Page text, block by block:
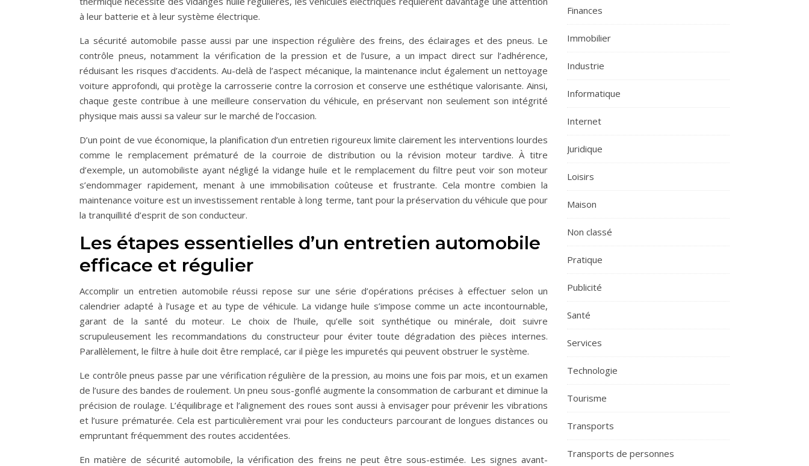
à leur batterie et à leur système électrique.
La sécurité automobile passe aussi par une inspection régulière des freins, des éclairages et des pneus. Le
contrôle pneus, notamment la vérification de la pression et de l’usure, a un impact direct sur l’adhérence,
réduisant les risques d’accidents. Au-delà de l’aspect mécanique, la maintenance inclut également un nettoyage
voiture approfondi, qui protège la carrosserie contre la corrosion et conserve une esthétique valorisante. Ainsi,
chaque geste contribue à une meilleure conservation du véhicule, en préservant non seulement son intégrité
physique mais aussi sa valeur sur le marché de l’occasion.
D’un point de vue économique, la planification d’un entretien rigoureux limite clairement les interventions lourdes
comme le remplacement prématuré de la courroie de distribution ou la révision moteur tardive. À titre
d’exemple, un automobiliste ayant négligé la vidange huile et le remplacement du filtre peut voir son moteur
s’endommager rapidement, menant à une immobilisation coûteuse et frustrante. Cela montre combien la
maintenance voiture est un investissement rentable à long terme, tant pour la préservation du véhicule que pour
la tranquillité d’esprit de son conducteur.
Les étapes essentielles d’un entretien automobile
efficace et régulier
Accomplir un entretien automobile réussi repose sur une série d’opérations précises à effectuer selon un
calendrier adapté à l’usage et au type de véhicule. La vidange huile s’impose comme un acte incontournable,
garant de la santé du moteur. Le choix de l’huile, qu’elle soit synthétique ou minérale, doit suivre
scrupuleusement les recommandations du constructeur pour éviter toute dégradation des pièces internes.
Parallèlement, le filtre à huile doit être remplacé, car il piège les impuretés qui peuvent obstruer le système.
Le contrôle pneus passe par une vérification régulière de la pression, au moins une fois par mois, et un examen
de l’usure des bandes de roulement. Un pneu sous-gonflé augmente la consommation de carburant et diminue la
précision de roulage. L’équilibrage et l’alignement des roues sont aussi à envisager pour prévenir les vibrations
et l’usure prématurée. Cela est particulièrement vrai pour les conducteurs parcourant de longues distances ou
empruntant fréquemment des routes accidentées.
En matière de sécurité automobile, la vérification des freins ne peut être sous-estimée. Les signes avant-
Finances
Immobilier
Industrie
Informatique
Internet
Juridique
Loisirs
Maison
Non classé
Pratique
Publicité
Santé
Services
Technologie
Tourisme
Transports
Transports de personnes